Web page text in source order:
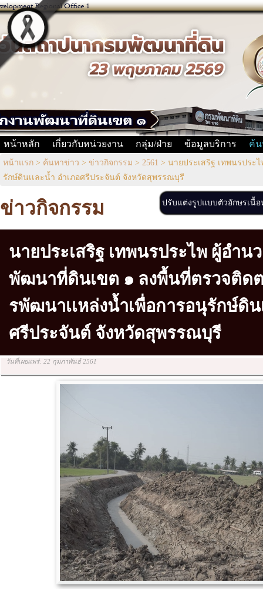
หน้าหลัก เกี่ยวกับหน่วยงาน กลุ่ม/ฝ่าย ข้อมูลบริการ ค้น
หน้าแรก > ค้นหาข่าว > ข่าวกิจกรรม > 2561 > นายประเสริฐ เทพนรประ
รักษ์ดินเเละน้ำ อำเภอศรีประจันต์ จังหวัดสุพรรณบุรี
ข่าวกิจกรรม
นายประเสริฐ เทพนรประไพ ผู้อำน
พัฒนาที่ดินเขต ๑ ลงพื้นที่ตรวจติด
รพัฒนาเเหล่งน้ำเพื่อการอนุรักษ์ดิน
ศรีประจันต์ จังหวัดสุพรรณบุรี
วันที่เผยแพร่: 22 กุมภาพันธ์ 2561
ปรับแต่งรูปแบบตัวอักษรเ